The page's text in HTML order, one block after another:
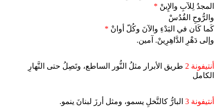
المجدُ لِلآبِ والإِبنْ *
والرُّوحِ القُدُسْ
كَما كَان في البَدْءِ والآنَ وكُلّ أوانْ *
وإلى دَهْرِ الدَّاهِرِينْ. آمين.
أنتيفونة 2
طريق الأبرار مثلُ النُّور الساطع، وتَصِلُ حتى النَّهارِ
الكامل
أنتيفونة 3 البارُّ كالنَّخلِ يسمو، ومثل أرزَ لبنانَ ينمو.